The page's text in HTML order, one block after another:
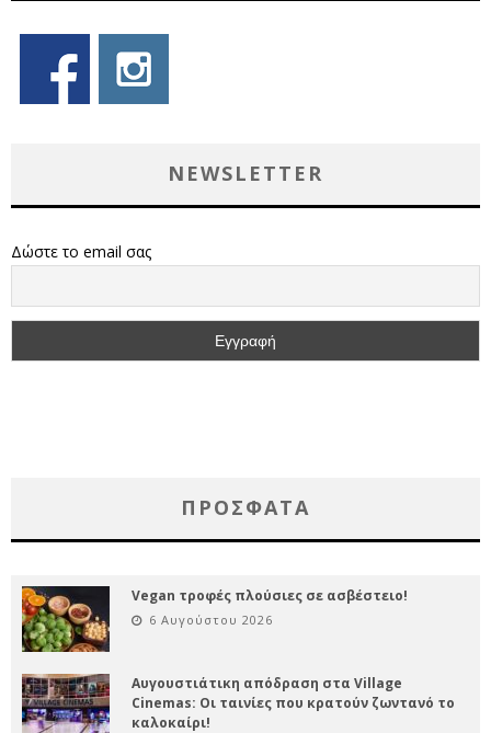
NEWSLETTER
Δώστε το email σας
ΠΡΌΣΦΑΤΑ
Vegan τροφές πλούσιες σε ασβέστειο!
6 Αυγούστου 2026
Αυγουστιάτικη απόδραση στα Village
Cinemas: Οι ταινίες που κρατούν ζωντανό το
καλοκαίρι!